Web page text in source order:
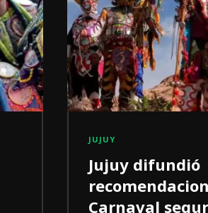
JUJUY
Jujuy difundió
Carnaval